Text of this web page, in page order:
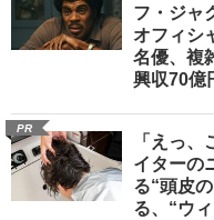
フ・ジャ
オフィシ
名優、複
興収70億
PR
「えっ
イターの
る“頭皮
る、“ウ